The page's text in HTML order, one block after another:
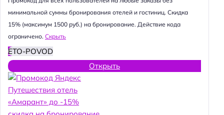
минимальной суммы бронирования отелей и гостиниц. Скидка
15% (максимум 1500 руб.) на бронирование. Действие кода
ограничено. Скрыть
ETO-POVOD
Открыть